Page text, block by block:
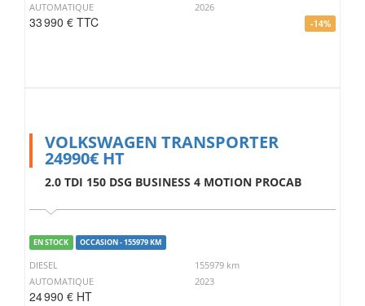
AUTOMATIQUE
2026
33 990 € TTC -14%
VOLKSWAGEN TRANSPORTER
24990€ HT
2.0 TDI 150 DSG BUSINESS 4 MOTION PROCAB
EN STOCK OCCASION - 155979 KM
DIESEL
155979 km
AUTOMATIQUE
2023
24 990 € HT